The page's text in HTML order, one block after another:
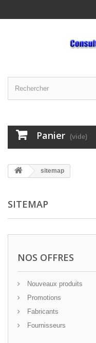
Panier (vide)
sitemap
SITEMAP
NOS OFFRES
Nouveaux produits
Promotions
Fabricants
Fournisseurs